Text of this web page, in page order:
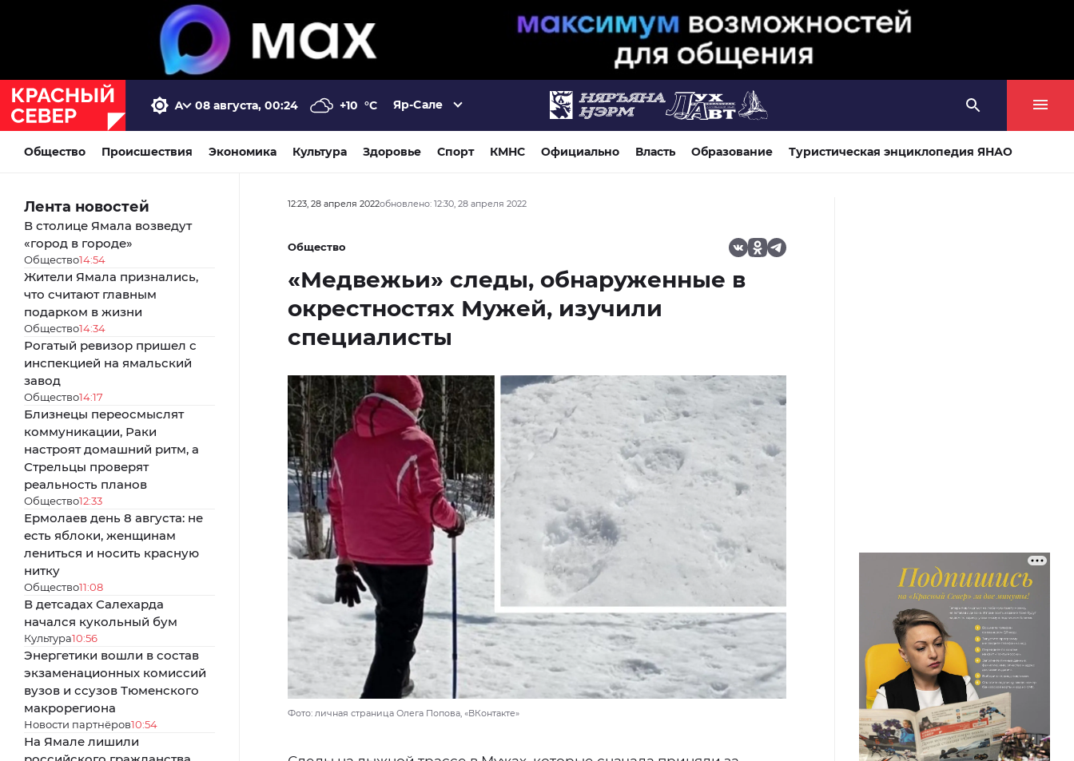
08 августа, 00:24 +10 °C Яр-Сале
Общество Происшествия Экономика Культура Здоровье Спорт КМНС Официально Власть Образование Туристическая энциклопедия ЯНАО
Лента новостей
В столице Ямала возведут
«город в городе»
Общество14:54
Жители Ямала признались,
что считают главным
подарком в жизни
Общество14:34
Рогатый ревизор пришел с
инспекцией на ямальский
завод
Общество14:17
Близнецы переосмыслят
коммуникации, Раки
настроят домашний ритм, а
Стрельцы проверят
реальность планов
Общество12:33
Ермолаев день 8 августа: не
есть яблоки, женщинам
лениться и носить красную
нитку
Общество11:08
В детсадах Салехарда
начался кукольный бум
Культура10:56
Энергетики вошли в состав
экзаменационных комиссий
вузов и ссузов Тюменского
макрорегиона
Новости партнёров10:54
На Ямале лишили
12:23, 28 апреля 2022обновлено: 12:30, 28 апреля 2022
Общество
«Медвежьи» следы, обнаруженные в
окрестностях Мужей, изучили
специалисты
Фото: личная страница Олега Попова, «ВКонтакте»